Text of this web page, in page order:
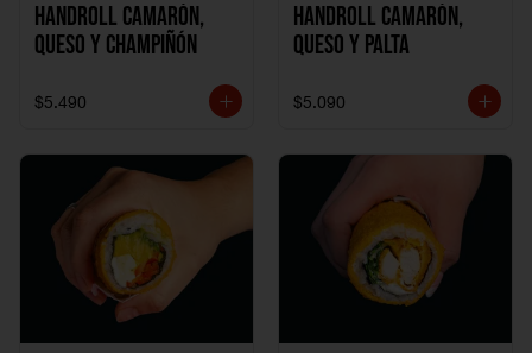
Handroll Camarón,
Queso y Champiñón
$5.490
Handroll Camarón,
Queso y Palta
$5.090